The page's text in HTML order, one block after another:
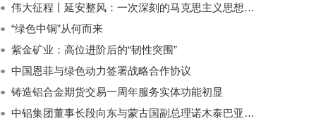
伟大征程丨延安整风：一次深刻的马克思主义思想教育运动
“绿色中铜”从何而来
紫金矿业：高位进阶后的“韧性突围”
中国恩菲与绿色动力签署战略合作协议
铸造铝合金期货交易一周年服务实体功能初显
中铝集团董事长段向东与蒙古国副总理诺木泰巴亚尔举行会谈